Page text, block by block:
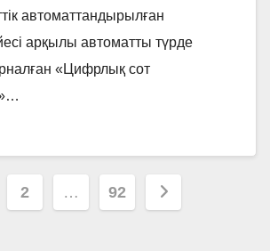
автоматтандырылған
арқылы автоматты түрде
«Цифрлық сот
2 … 92